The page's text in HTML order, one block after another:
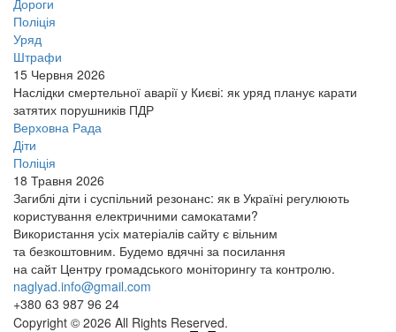
Дороги
Поліція
Уряд
Штрафи
15 Червня 2026
Наслідки смертельної аварії у Києві: як уряд планує карати
затятих порушників ПДР
Верховна Рада
Діти
Поліція
18 Травня 2026
Загиблі діти і суспільний резонанс: як в Україні регулюють
користування електричними самокатами?
Використання усіх матеріалів сайту є вільним
та безкоштовним. Будемо вдячні за посилання
на сайт Центру громадського моніторингу та контролю.
naglyad.info@gmail.com
+380 63 987 96 24
Copyright © 2026 All Rights Reserved.